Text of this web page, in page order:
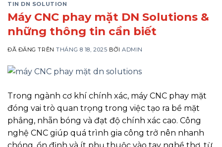
TIN DN SOLUTION
Máy CNC phay mặt DN Solutions &
những thông tin cần biết
ĐÃ ĐĂNG TRÊNTHÁNG 8 18, 2025 BỞIADMIN
Trong ngành cơ khí chính xác, máy CNC phay mặt
đóng vai trò quan trọng trong việc tạo ra bề mặt
phẳng, nhẵn bóng và đạt độ chính xác cao. Công
nghệ CNC giúp quá trình gia công trở nên nhanh